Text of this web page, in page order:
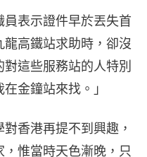
表示證件早於丟失首
高鐵站求助時，卻沒
這些服務站的人特別
金鐘站來找。」
香港再提不到興趣，
惟當時天色漸晚，只